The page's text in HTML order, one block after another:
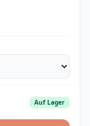
Auf Lager